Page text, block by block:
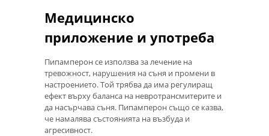
Медицинско
приложение и употреба
Пипамперон се използва за лечение на
тревожност, нарушения на съня и промени в
настроението. Той трябва да има регулиращ
ефект върху баланса на невротрансмитерите и
да насърчава съня. Пипамперон също се казва,
че намалява състоянията на възбуда и
агресивност.